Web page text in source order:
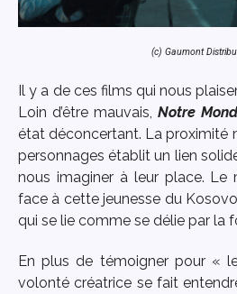
(c) Gaumont
Il y a de ces films qui nous
Loin d’être mauvais, Notre
état déconcertant. La proximité
personnages établit un lien
nous imaginer à leur place. Le
face à cette jeunesse du
qui se lie comme se délie par la
En plus de témoigner pour «
volonté créatrice se fait